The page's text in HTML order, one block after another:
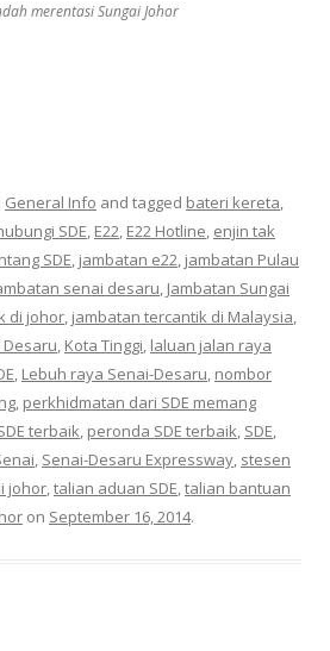
merentasi Sungai Johor
General Info and tagged bateri kereta,
SDE, E22, E22 Hotline, enjin tak
SDE, jambatan e22, jambatan Pulau
senai desaru, Jambatan Sungai
di johor, jambatan tercantik di Malaysia,
, Kota Tinggi, laluan jalan raya
, Lebuh raya Senai-Desaru, nombor
, perkhidmatan dari SDE memang
terbaik, peronda SDE terbaik, SDE,
, Senai-Desaru Expressway, stesen
johor,talian aduan SDE,talian bantuan
on September 16, 2014.